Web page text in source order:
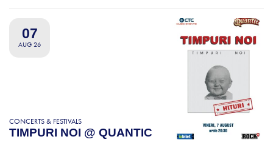
07
AUG 26
CONCERTS & FESTIVALS
TIMPURI NOI @ QUANTIC